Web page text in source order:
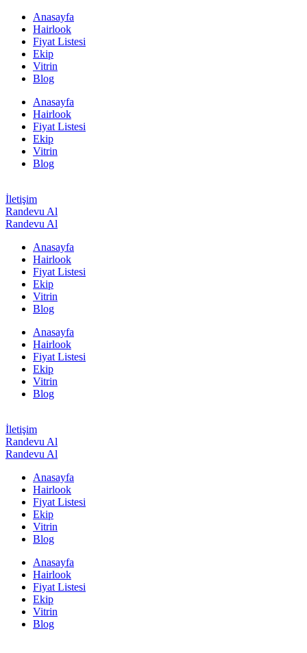
Anasayfa
Hairlook
Fiyat Listesi
Ekip
Vitrin
Blog
Anasayfa
Hairlook
Fiyat Listesi
Ekip
Vitrin
Blog
İletişim
Randevu Al
Randevu Al
Anasayfa
Hairlook
Fiyat Listesi
Ekip
Vitrin
Blog
Anasayfa
Hairlook
Fiyat Listesi
Ekip
Vitrin
Blog
İletişim
Randevu Al
Randevu Al
Anasayfa
Hairlook
Fiyat Listesi
Ekip
Vitrin
Blog
Anasayfa
Hairlook
Fiyat Listesi
Ekip
Vitrin
Blog